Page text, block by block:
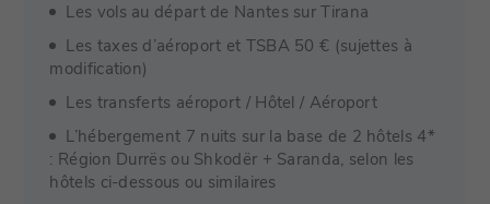
Les vols au départ de Nantes sur Tirana
Les taxes d’aéroport et TSBA 50 € (sujettes à
modification)
Les transferts aéroport / Hôtel / Aéroport
L’hébergement 7 nuits sur la base de 2 hôtels 4*
: Région Durrës ou Shkodër + Saranda, selon les
hôtels ci-dessous ou similaires